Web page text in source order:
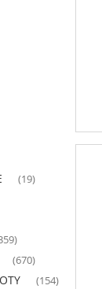
(19)
(670)
(154)